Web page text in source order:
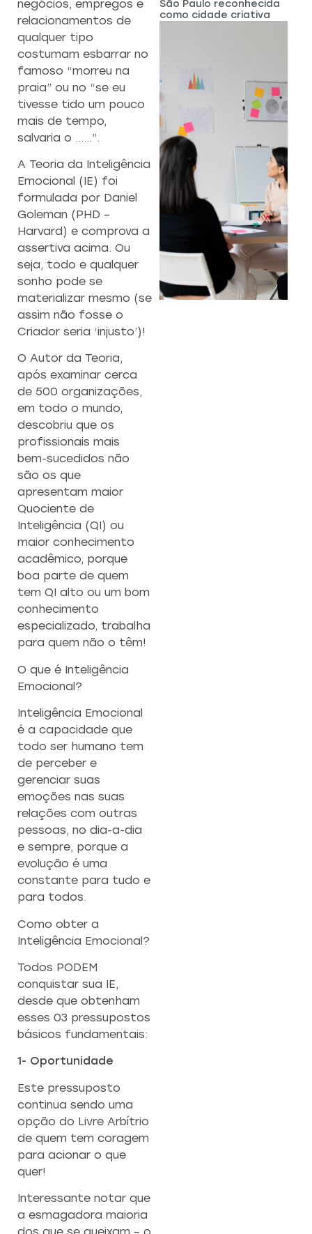
negócios, empregos e
relacionamentos de
qualquer tipo
costumam esbarrar no
famoso “morreu na
praia” ou no “se eu
tivesse tido um pouco
mais de tempo,
salvaria o ……”.
A Teoria da Inteligência
Emocional (IE) foi
formulada por Daniel
Goleman (PHD –
Harvard) e comprova a
assertiva acima. Ou
seja, todo e qualquer
sonho pode se
materializar mesmo (se
assim não fosse o
Criador seria ‘injusto’)!
O Autor da Teoria,
após examinar cerca
de 500 organizações,
em todo o mundo,
descobriu que os
profissionais mais
bem-sucedidos não
são os que
apresentam maior
Quociente de
Inteligência (QI) ou
maior conhecimento
acadêmico, porque
boa parte de quem
tem QI alto ou um bom
conhecimento
especializado, trabalha
para quem não o têm!
O que é Inteligência
Emocional?
Inteligência Emocional
é a capacidade que
todo ser humano tem
de perceber e
gerenciar suas
emoções nas suas
relações com outras
pessoas, no dia-a-dia
e sempre, porque a
evolução é uma
constante para tudo e
para todos.
Como obter a
Inteligência Emocional?
Todos PODEM
conquistar sua IE,
desde que obtenham
esses 03 pressupostos
básicos fundamentais:
1- Oportunidade
Este pressuposto
continua sendo uma
opção do Livre Arbítrio
de quem tem coragem
para acionar o que
quer!
Interessante notar que
a esmagadora maioria
São Paulo reconhecida
como cidade criativa